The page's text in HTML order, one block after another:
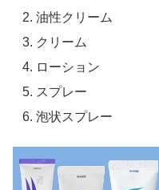
油性クリーム
クリーム
ローション
スプレー
泡状スプレー